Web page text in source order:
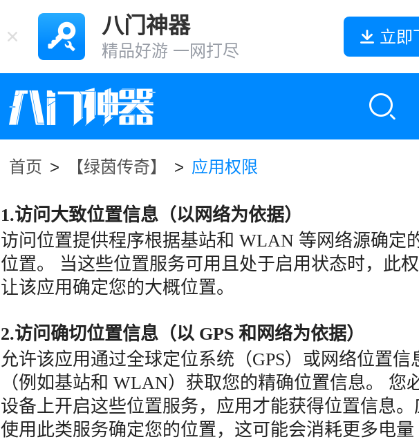
八门神器
精品好游 一网打尽
立即
首页 > 【绿茵传奇】 > 应用权限
1.访问大致位置信息（以网络为依据）
访问位置提供程序根据基站和 WLAN 等网络源确定
位置。 当这些位置服务可用且处于启用状态时，此
让该应用确定您的大概位置。
2.访问确切位置信息（以 GPS 和网络为依据）
允许该应用通过全球定位系统（GPS）或网络位置信
（例如基站和 WLAN）获取您的精确位置信息。 您
设备上开启这些位置服务，应用才能获得位置信息。
使用此类服务确定您的位置，这可能会消耗更多电量